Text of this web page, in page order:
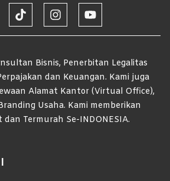
Bisnis, Penerbitan Legalitas
dan Keuangan. Kami juga
Alamat Kantor (Virtual Office),
Usaha. Kami memberikan
dan Termurah Se-INDONESIA.